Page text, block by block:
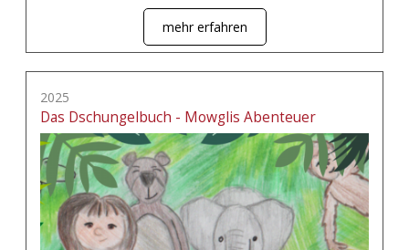
mehr erfahren
2025
Das Dschungelbuch - Mowglis Abenteuer